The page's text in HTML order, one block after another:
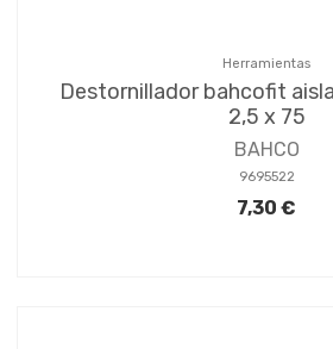
Herramientas
Destornillador bahcofit
2,5 x 75
BAHCO
9695522
7,30 €